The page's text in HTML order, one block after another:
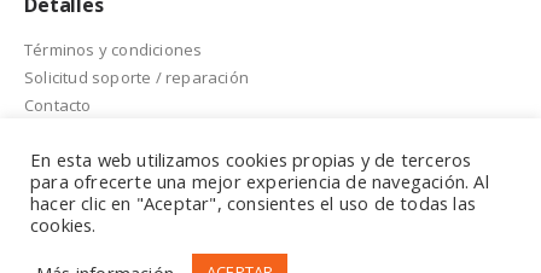
Términos y condiciones
Solicitud soporte / reparación
Contacto
© Telfy eCommerce. 2020. All Rights Reserved
En esta web utilizamos cookies propias y de terceros
para ofrecerte una mejor experiencia de navegación. Al
hacer clic en "Aceptar", consientes el uso de todas las
cookies.